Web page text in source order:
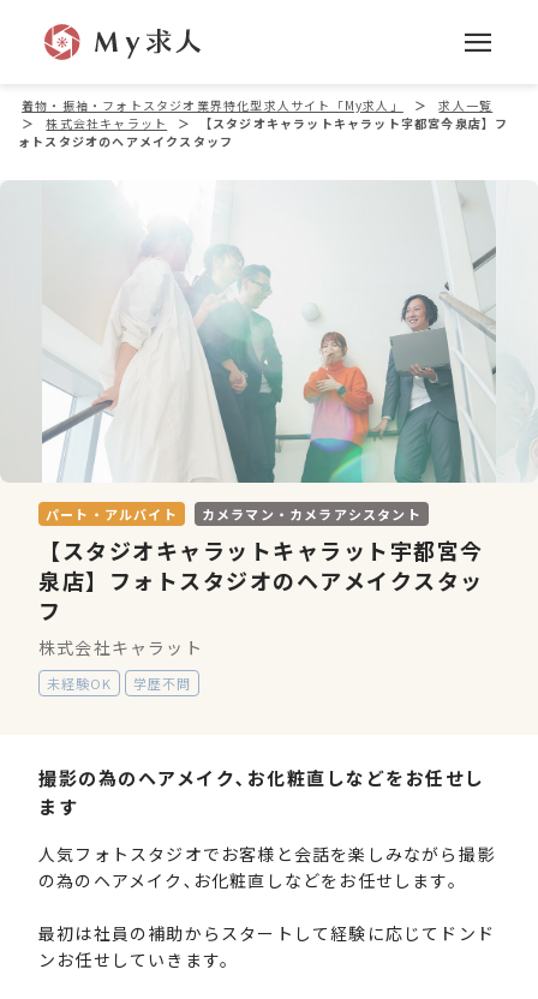
着物・振袖・フォトスタジオ業界特化型求人サイト「My求人」 ＞
求人一覧
＞
株式会社キャラット ＞
【スタジオキャラットキャラット宇都宮今泉店】フ
ォトスタジオのヘアメイクスタッフ
パート・アルバイト カメラマン・カメラアシスタント
【スタジオキャラットキャラット宇都宮今
泉店】フォトスタジオのヘアメイクスタッ
フ
株式会社キャラット
未経験OK 学歴不問
撮影の為のヘアメイク､お化粧直しなどをお任せし
ます
人気フォトスタジオでお客様と会話を楽しみながら撮影
の為のヘアメイク､お化粧直しなどをお任せします。
最初は社員の補助からスタートして経験に応じてドンド
ンお任せしていきます。